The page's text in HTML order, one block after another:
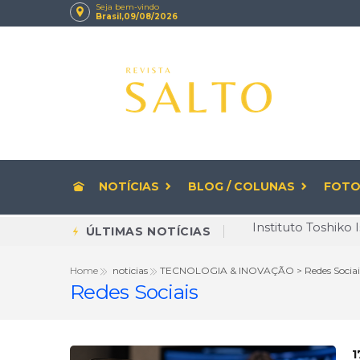
Seja bem-vindo
Brasil,09/08/2026
NOTÍCIAS BLOG / COLUNAS
ÚLTIMAS NOTÍCIAS
Diversidade
Brasileiro cria
Home noticias TECNOLOGIA & INOVAÇÃO > Redes
Redes Sociais